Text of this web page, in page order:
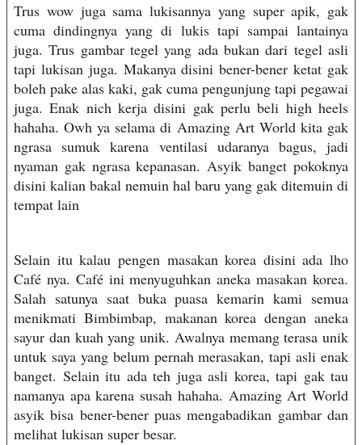
Trus wow juga sama lukisannya yang super apik, gak
cuma dindingnya yang di lukis tapi sampai lantainya
juga. Trus gambar tegel yang ada bukan dari tegel asli
tapi lukisan juga. Makanya disini bener-bener ketat gak
boleh pake alas kaki, gak cuma pengunjung tapi pegawai
juga. Enak nich kerja disini gak perlu beli high heels
hahaha. Owh ya selama di Amazing Art World kita gak
ngrasa sumuk karena ventilasi udaranya bagus, jadi
nyaman gak ngrasa kepanasan. Asyik banget pokoknya
disini kalian bakal nemuin hal baru yang gak ditemuin di
tempat lain
Selain itu kalau pengen masakan korea disini ada lho
Café nya. Café ini menyuguhkan aneka masakan korea.
Salah satunya saat buka puasa kemarin kami semua
menikmati Bimbimbap, makanan korea dengan aneka
sayur dan kuah yang unik. Awalnya memang terasa unik
untuk saya yang belum pernah merasakan, tapi asli enak
banget. Selain itu ada teh juga asli korea, tapi gak tau
namanya apa karena susah hahaha. Amazing Art World
asyik bisa bener-bener puas mengabadikan gambar dan
melihat lukisan super besar.